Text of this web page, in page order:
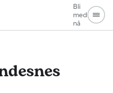
Bli
med
nå